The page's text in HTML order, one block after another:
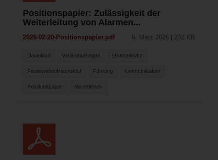
Positionspapier: Zulässigkeit der
Weiterleitung von Alarmen...
6. März 2026 | 232 KB
2026-02-20-Positionspapier.pdf
Download Verlautbarungen Brandeinsatz
Feuerwehrinfrastruktur Führung Kommunikation
Positionspapier Rechtliches